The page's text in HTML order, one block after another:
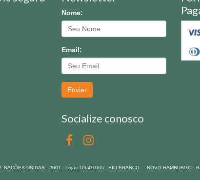
Nome:
Email:
Enviar
Socialize conosco
UNIDAS , 2001 - Lojas 1064/1065 - RIO BRANCO - - NOVO HAMBURGO -